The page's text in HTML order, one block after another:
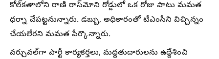
కోల్‌కతాలోని రాణి రాస్‌మోని రోడ్డులో ఒక రోజు పాటు మమత
ధర్నా చేపట్టనున్నారు. డబ్బు, అధికారంతో టీఎంసీని విచ్ఛిన్నం
చేయలేరని మమత పేర్కొన్నారు.
వర్చువల్‌గా పార్టీ కార్యకర్తలు, మద్దతుదారులను ఉద్దేశించి